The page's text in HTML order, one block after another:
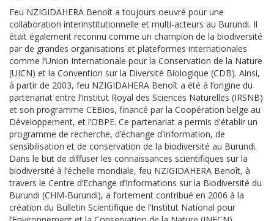
Feu NZIGIDAHERA Benoît a toujours oeuvré pour une
collaboration interinstitutionnelle et multi-acteurs au Burundi. Il
était également reconnu comme un champion de la biodiversité
par de grandes organisations et plateformes internationales
comme l’Union Internationale pour la Conservation de la Nature
(UICN) et la Convention sur la Diversité Biologique (CDB). Ainsi,
à partir de 2003, feu NZIGIDAHERA Benoît a été à l’origine du
partenariat entre l’Institut Royal des Sciences Naturelles (IRSNB)
et son programme CEBios, financé par la Coopération belge au
Développement, et l’OBPE. Ce partenariat a permis d'établir un
programme de recherche, d’échange d'information, de
sensibilisation et de conservation de la biodiversité au Burundi.
Dans le but de diffuser les connaissances scientifiques sur la
biodiversité à l’échelle mondiale, feu NZIGIDAHERA Benoît, à
travers le Centre d’Echange d’Informations sur la Biodiversité du
Burundi (CHM-Burundi), a fortement contribué en 2006 à la
création du Bulletin Scientifique de l’Institut National pour